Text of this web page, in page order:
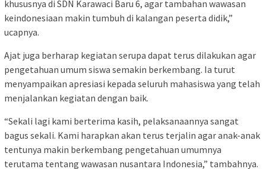
khususnya di SDN Karawaci Baru 6, agar tambahan wawasan
keindonesiaan makin tumbuh di kalangan peserta didik,”
ucapnya.
Ajat juga berharap kegiatan serupa dapat terus dilakukan agar
pengetahuan umum siswa semakin berkembang. Ia turut
menyampaikan apresiasi kepada seluruh mahasiswa yang telah
menjalankan kegiatan dengan baik.
“Sekali lagi kami berterima kasih, pelaksanaannya sangat
bagus sekali. Kami harapkan akan terus terjalin agar anak-anak
tentunya makin berkembang pengetahuan umumnya
terutama tentang wawasan nusantara Indonesia,” tambahnya.